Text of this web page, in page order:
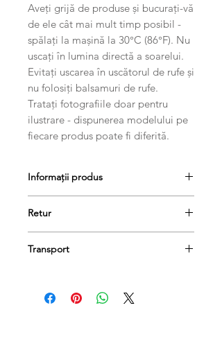
Aveți grijă de produse și bucurați-vă
de ele cât mai mult timp posibil -
spălați la mașină la 30°C (86°F). Nu
uscați în lumina directă a soarelui.
Evitați uscarea în uscătorul de rufe și
nu folosiți balsamuri de rufe.
Tratați fotografiile doar pentru
ilustrare - dispunerea modelului pe
fiecare produs poate fi diferită.
Informații produs
Retur
de 14 de zile, dacă păstrați etichetele
Transport
în termen de 1-3 zile lucrătoare.